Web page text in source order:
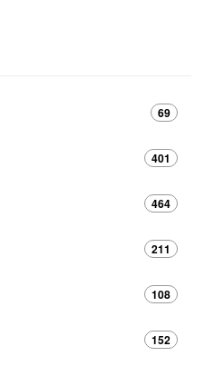
69
401
464
211
108
152